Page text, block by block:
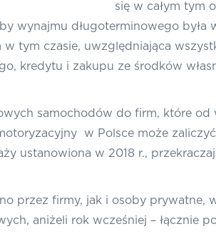
się w całym tym
wynajmu długoterminowego była
tym czasie, uwzględniająca
kredytu i zakupu ze środków
samochodów do firm, które
w Polsce może
ustanowiona w 2018 r.,
przez firmy, jak i osoby prywatne,
aniżeli rok wcześniej – łącznie